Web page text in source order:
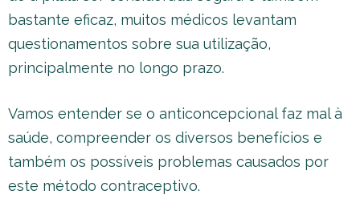
bastante eficaz, muitos médicos levantam
questionamentos sobre sua utilização,
principalmente no longo prazo.
Vamos entender se o anticoncepcional faz mal à
saúde, compreender os diversos benefícios e
também os possíveis problemas causados por
este método contraceptivo.